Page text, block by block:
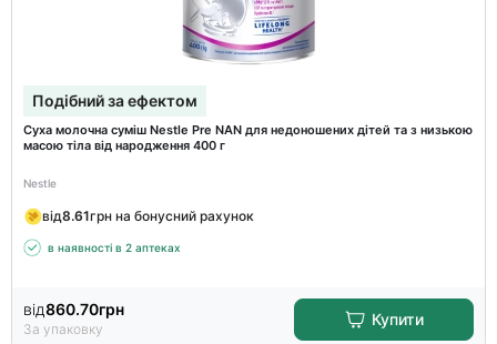
Подібний за ефектом
Суха молочна суміш Nestle Pre NAN для недоношених дітей та з низькою
масою тіла від народження 400 г
Nestle
від8.61грн на бонусний рахунок
в наявності в 2 аптеках
від860.70грн
За упаковку
Купити